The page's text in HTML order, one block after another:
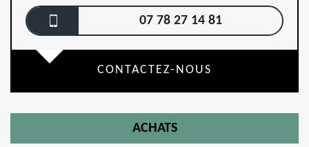
07 78 27 14 81
CONTACTEZ-NOUS
ACHATS